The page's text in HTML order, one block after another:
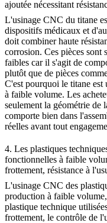
ajoutée nécessitant
L'usinage CNC du titane
dispositifs médicaux et
doit combiner haute
corrosion. Ces pièces sont
faibles car il s'agit de
plutôt que de pièces
C'est pourquoi le titane
à faible volume. Les
seulement la géométrie de
comporte bien dans
réelles avant tout
4. Les plastiques
fonctionnelles à faible
frottement, résistance à
L'usinage CNC des
production à faible
plastique technique
frottement, le contrôle de